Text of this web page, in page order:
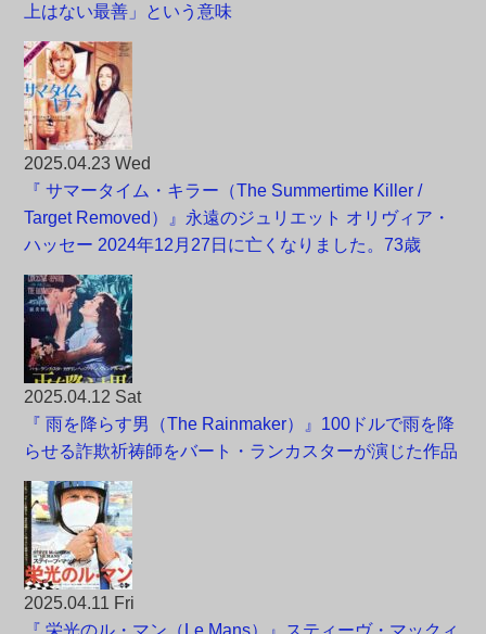
上はない最善」という意味
2025.04.23 Wed
『 サマータイム・キラー（The Summertime Killer /
Target Removed）』永遠のジュリエット オリヴィア・
ハッセー 2024年12月27日に亡くなりました。73歳
2025.04.12 Sat
『 雨を降らす男（The Rainmaker）』100ドルで雨を降
らせる詐欺祈祷師をバート・ランカスターが演じた作品
2025.04.11 Fri
『 栄光のル・マン（Le Mans）』スティーヴ・マックィ